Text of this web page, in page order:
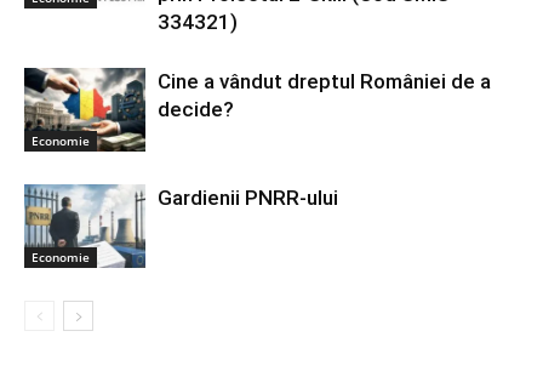
334321)
Economie
Cine a vândut dreptul României de a
decide?
Economie
Gardienii PNRR-ului